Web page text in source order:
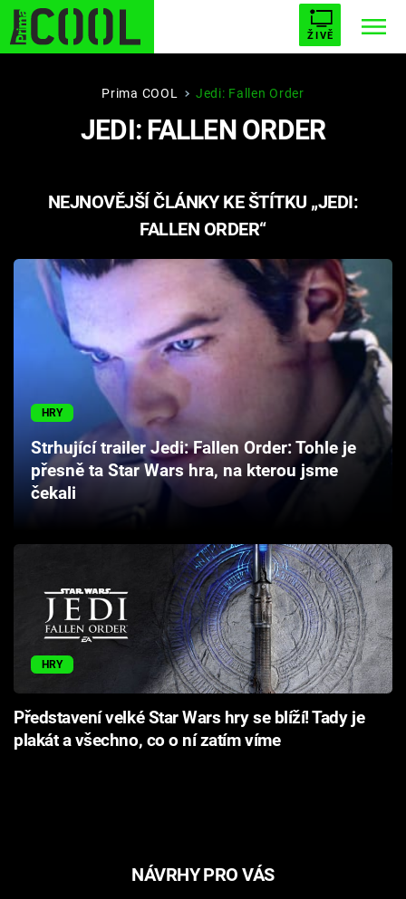
ŽIVĚ
STARHOUSE BUFFY, PŘEMOŽITELKA UPÍRŮ
PLNEJ KOTEL AVENGERS 5
Přihlášení
Sledujte nás
Prima COOL Jedi: Fallen Order
JEDI: FALLEN ORDER
NEJNOVĚJŠÍ ČLÁNKY KE ŠTÍTKU „JEDI:
FALLEN ORDER“
HRY
Strhující trailer Jedi: Fallen Order: Tohle je
přesně ta Star Wars hra, na kterou jsme
čekali
HRY
Představení velké Star Wars hry se blíží! Tady je
plakát a všechno, co o ní zatím víme
NÁVRHY PRO VÁS